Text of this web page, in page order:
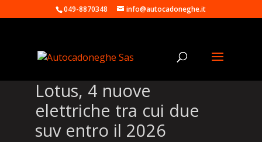
049-8870348 info@autocadoneghe.it
Lotus, 4 nuove
elettriche tra cui due
suv entro il 2026